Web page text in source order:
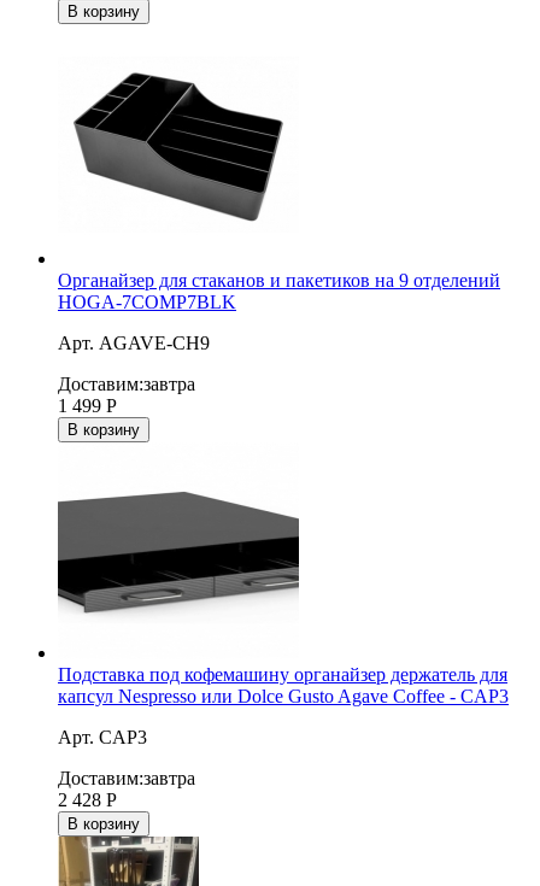
В корзину
Органайзер для стаканов и пакетиков на 9 отделений
HOGA-7COMP7BLK
Арт. AGAVE-CH9
Доставим:завтра
1 499 Р
В корзину
Подставка под кофемашину органайзер держатель для
капсул Nespresso или Dolce Gusto Agave Coffee - CAP3
Арт. CAP3
Доставим:завтра
2 428 Р
В корзину